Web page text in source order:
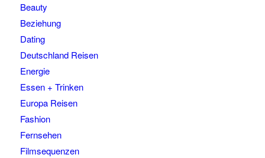
Beauty
Beziehung
Dating
Deutschland Reisen
Energie
Essen + Trinken
Europa Reisen
Fashion
Fernsehen
Filmsequenzen